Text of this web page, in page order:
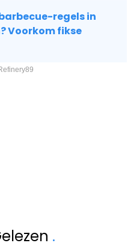
regels in
Voorkom fikse
.